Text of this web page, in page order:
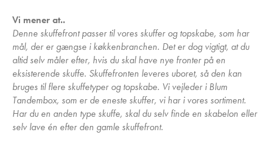
Vi mener at..
Denne skuffefront passer til vores skuffer og topskabe, som har
mål, der er gængse i køkkenbranchen. Det er dog vigtigt, at du
altid selv måler efter, hvis du skal have nye fronter på en
eksisterende skuffe. Skuffefronten leveres uboret, så den kan
bruges til flere skuffetyper og topskabe. Vi vejleder i Blum
Tandembox, som er de eneste skuffer, vi har i vores sortiment.
Har du en anden type skuffe, skal du selv finde en skabelon eller
selv lave én efter den gamle skuffefront.